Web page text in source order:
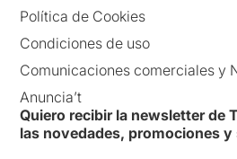
Política de Cookies
Condiciones de uso
Comunicaciones comerciales y
Anuncia’t
Quiero recibir la newsletter de
las novedades, promociones